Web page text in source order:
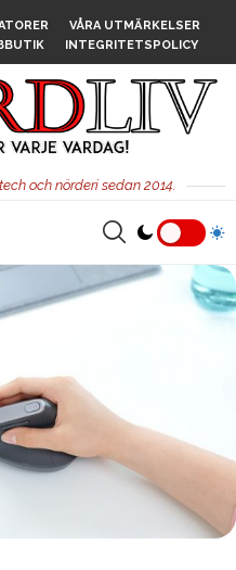
VÅRA UTMÄRKELSER
INTEGRITETSPOLICY
och nörderi sedan 2014.